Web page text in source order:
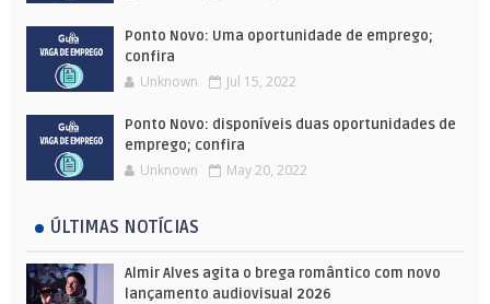
Ponto Novo: Uma oportunidade de emprego;
confira
Unknown Jul 15, 2022
Ponto Novo: disponíveis duas oportunidades de
emprego; confira
Unknown May 20, 2022
ÚLTIMAS NOTÍCIAS
Almir Alves agita o brega romântico com novo
lançamento audiovisual 2026